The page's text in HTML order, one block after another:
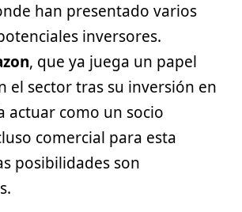
han presentado varios
inversores.
, que ya juega un papel
el sector tras su inversión en
actuar como un socio
comercial para esta
posibilidades son